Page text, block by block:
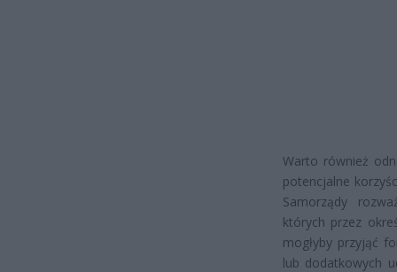
Warto również
potencjalne
Samorządy
których przez
mogłyby przyjąć
lub dodatkowych